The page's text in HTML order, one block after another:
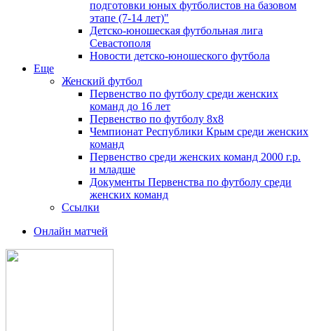
подготовки юных футболистов на базовом
этапе (7-14 лет)"
Детско-юношеская футбольная лига
Севастополя
Новости детско-юношеского футбола
Еще
Женский футбол
Первенство по футболу среди женских
команд до 16 лет
Первенство по футболу 8х8
Чемпионат Республики Крым среди женских
команд
Первенство среди женских команд 2000 г.р.
и младше
Документы Первенства по футболу среди
женских команд
Ссылки
Онлайн матчей